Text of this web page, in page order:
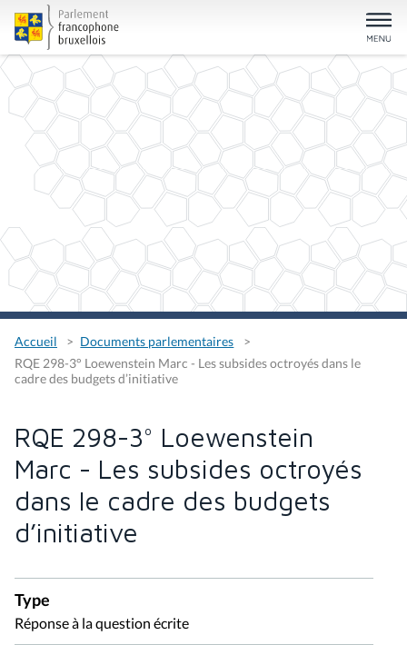
Accueil
Documents parlementaires
RQE 298-3° Loewenstein Marc - Les subsides octroyés dans le
cadre des budgets d’initiative
RQE 298-3° Loewenstein
Marc - Les subsides octroyés
dans le cadre des budgets
d’initiative
Type
Réponse à la question écrite